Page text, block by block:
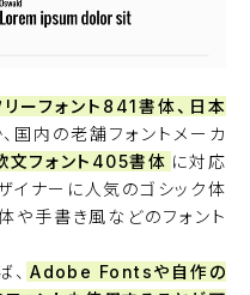
ーフォント841書体、日本
国内の老舗フォントメーカ
フォント405書体 に対応
イナーに人気のゴシック体
や手書き風などのフォント
、 Adobe Fontsや自作の